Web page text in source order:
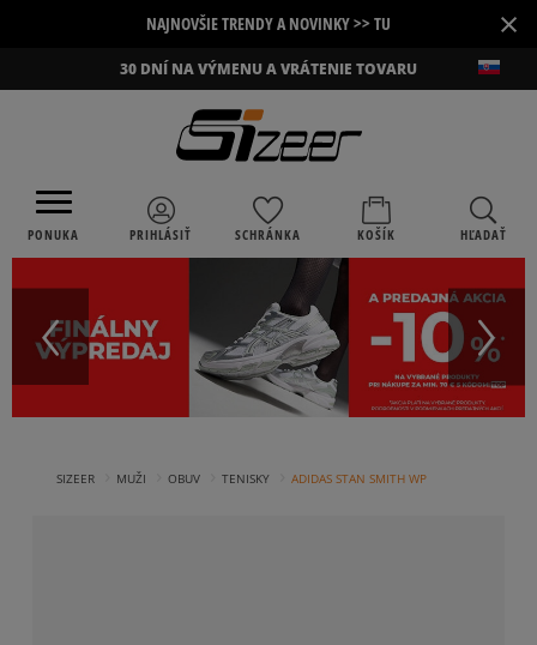
NAJNOVŠIE TRENDY A NOVINKY >> TU ×
30 DNÍ NA VÝMENU A VRÁTENIE TOVARU
PONUKA PRIHLÁSIŤ SCHRÁNKA KOŠÍK HĽADAŤ
SIZEER MUŽI OBUV TENISKY ADIDAS STAN SMITH WP